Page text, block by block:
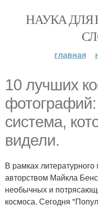
НАУКА ДЛЯ
главная
10 лучших
система,
видели.
В рамках
авторством Майкла
необычных и
космоса. Сегодня